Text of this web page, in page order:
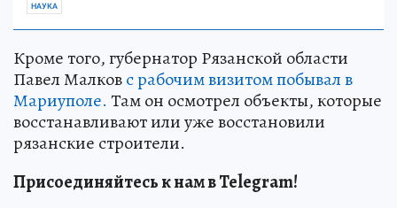
НАУКА
Кроме того, губернатор Рязанской области
Павел Малковс рабочим визитом побывал в
Мариуполе. Там он осмотрел объекты, которые
восстанавливают или уже восстановили
рязанские строители.
Присоединяйтесь к нам в Telegram!